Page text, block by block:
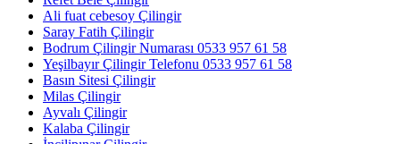
Ali fuat cebesoy Çilingir
Saray Fatih Çilingir
Bodrum Çilingir Numarası 0533 957 61 58
Yeşilbayır Çilingir Telefonu 0533 957 61 58
Basın Sitesi Çilingir
Milas Çilingir
Ayvalı Çilingir
Kalaba Çilingir